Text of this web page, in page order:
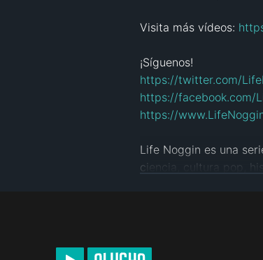
Visita más vídeos:
https://twitter.com/
https://facebook.com/
https://
Life Noggin es una
ciencia, cultura pop,
Guión:
https://